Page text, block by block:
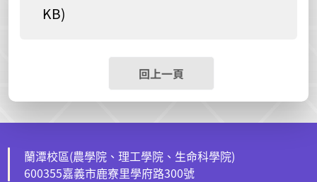
KB)
回上一頁
蘭潭校區(農學院、理工學院、生命科學院)
600355嘉義市鹿寮里學府路300號